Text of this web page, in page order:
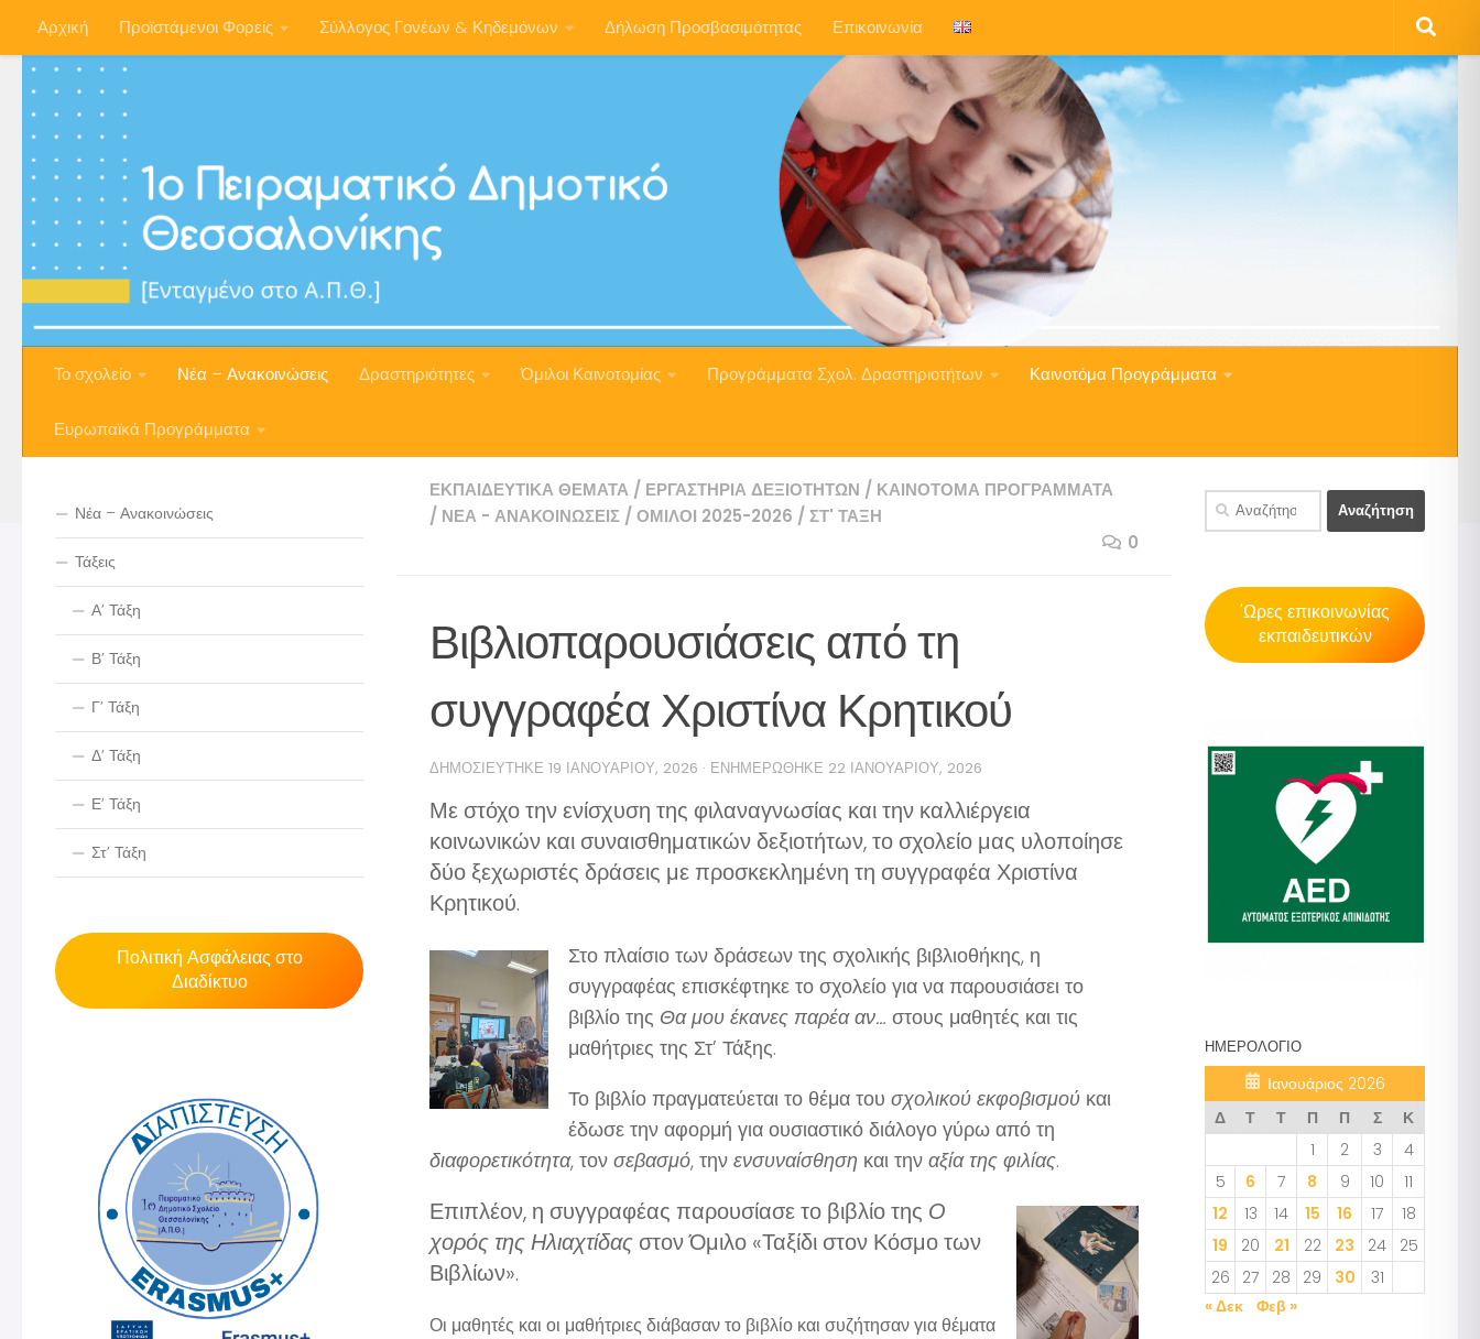
Skip to content
Αρχική Προϊστάμενοι Φορείς Σύλλογος Γονέων & Κηδεμόνων Δήλωση Προσβασιμότητας Επικοινωνία
Το σχολείο Νέα – Ανακοινώσεις Δραστηριότητες Όμιλοι Καινοτομίας Προγράμματα Σχολ. Δραστηριοτήτων Καινοτόμα Προγράμματα
Ευρωπαϊκά Προγράμματα
ΕΚΠΑΙΔΕΥΤΙΚΆ ΘΈΜΑΤΑ / ΕΡΓΑΣΤΉΡΙΑ ΔΕΞΙΟΤΉΤΩΝ / ΚΑΙΝΟΤΌΜΑ ΠΡΟΓΡΆΜΜΑΤΑ
/ ΝΈΑ - ΑΝΑΚΟΙΝΏΣΕΙΣ /ΌΜΙΛΟΙ 2025-2026 /ΣΤ' ΤΆΞΗ
0
Βιβλιοπαρουσιάσεις από τη
συγγραφέα Χριστίνα Κρητικού
ΔΗΜΟΣΙΕΎΤΗΚΕ 19 ΙΑΝΟΥΑΡΊΟΥ, 2026 · ΕΝΗΜΕΡΏΘΗΚΕ 22 ΙΑΝΟΥΑΡΊΟΥ, 2026
Με στόχο την ενίσχυση της φιλαναγνωσίας και την καλλιέργεια
κοινωνικών και συναισθηματικών δεξιοτήτων, το σχολείο μας υλοποίησε
δύο ξεχωριστές δράσεις με προσκεκλημένη τη συγγραφέα Χριστίνα
Κρητικού.
Στο πλαίσιο των δράσεων της σχολικής βιβλιοθήκης, η
συγγραφέας επισκέφτηκε το σχολείο για να παρουσιάσει το
βιβλίο της Θα μου έκανες παρέα αν… στους μαθητές και τις
μαθήτριες της Στ’ Τάξης.
Το βιβλίο πραγματεύεται το θέμα του σχολικού εκφοβισμού και
έδωσε την αφορμή για ουσιαστικό διάλογο γύρω από τη
διαφορετικότητα, τον σεβασμό, την ενσυναίσθηση και την αξία της φιλίας.
Επιπλέον, η συγγραφέας παρουσίασε το βιβλίο της Ο
χορός της Ηλιαχτίδας στον Όμιλο «Ταξίδι στον Κόσμο των
Βιβλίων».
Οι μαθητές και οι μαθήτριες διάβασαν το βιβλίο και συζήτησαν για θέματα
Νέα – Ανακοινώσεις
Τάξεις
Α’ Τάξη
Β’ Τάξη
Γ’ Τάξη
Δ’ Τάξη
Ε’ Τάξη
Στ’ Τάξη
Πολιτική Ασφάλειας στο
Διαδίκτυο
Αναζήτηση
για:
'Ωρες επικοινωνίας
εκπαιδευτικών
ΗΜΕΡΟΛΌΓΙΟ
Ιανουάριος 2026
Δ
Τ Τ Π Π Σ
Κ
1
2 3
4
5
6 7 8 9 10
11
12
13 14 15 16 17
18
19
20 21 22 23 24
25
26
27 28 29 30
31
« Δεκ Φεβ »